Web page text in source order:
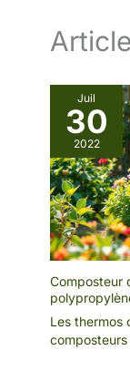
Juil
30
2022
Composteur
Les thermos